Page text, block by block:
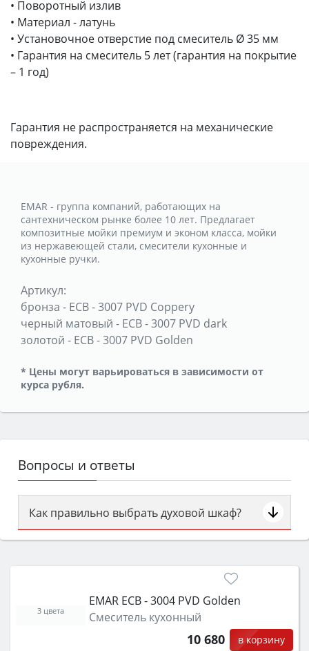
• Поворотный излив
• Материал - латунь
• Установочное отверстие под смеситель Ø 35 мм
• Гарантия на смеситель 5 лет (гарантия на покрытие
– 1 год)
Гарантия не распространяется на механические
повреждения.
EMAR - группа компаний, работающих на
сантехническом рынке более 10 лет. Предлагает
композитные мойки премиум и эконом класса, мойки
из нержавеющей стали, смесители кухонные и
кухонные ручки.
Артикул:
бронза - ECB - 3007 PVD Coppery
черный матовый - ECB - 3007 PVD dark
золотой - ECB - 3007 PVD Golden
* Цены могут варьироваться в зависимости от
курса рубля.
Вопросы и ответы
Как правильно выбрать духовой шкаф?
Сначала определитесь с типом (газовый или
затем смотрите на объём 50–70 л для семьи,
функции (конвекция, гриль, самоочистка,
защита от детей).
EMAR ECB - 3004 PVD Golden
Смеситель кухонный
10 680 в корзину
3 цвета